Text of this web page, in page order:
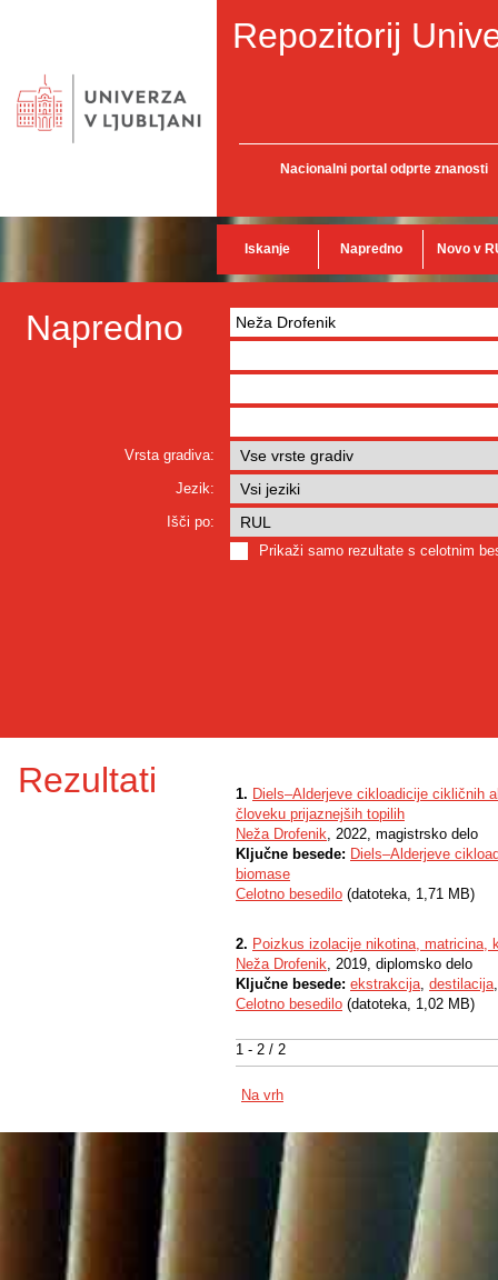
Repozitorij
Nacionalni portal odprte znanosti
Iskanje Napredno Novo v
Napredno
Vrsta gradiva:
Jezik:
Išči po:
Prikaži samo rezultate s celotnim
Rezultati
1 - 2 / 2
1. Diels–Alderjeve cikloadicije cikličnih
človeku prijaznejših topilih
Neža Drofenik, 2022, magistrsko delo
Ključne besede: Diels–Alderjeve
biomase
Celotno besedilo (datoteka, 1,71 MB)
2. Poizkus izolacije nikotina, matricina,
Neža Drofenik, 2019, diplomsko delo
Ključne besede: ekstrakcija, destilacija
Celotno besedilo (datoteka, 1,02 MB)
Na vrh